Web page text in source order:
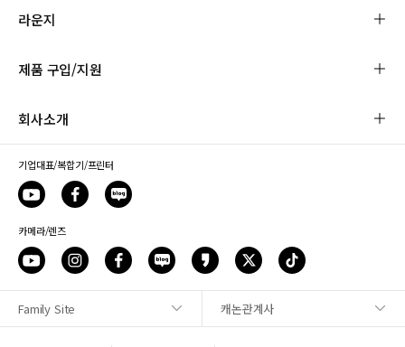
사이트맵
라운지
제품 구입/지원
회사소개
기업대표/복합기/프린터
카메라/렌즈
Family Site 캐논관계사